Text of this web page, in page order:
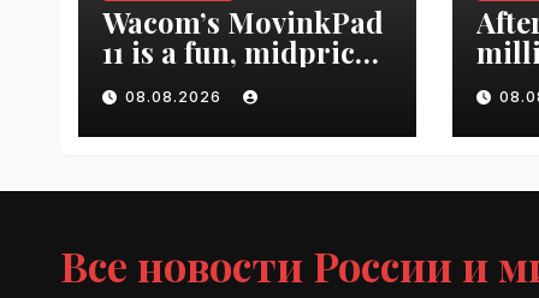
Wacom’s MovinkPad
11 is a fun, midpriced
entry point for
digital artists |
VseTime.ru
08.08.2026
Все новости России и